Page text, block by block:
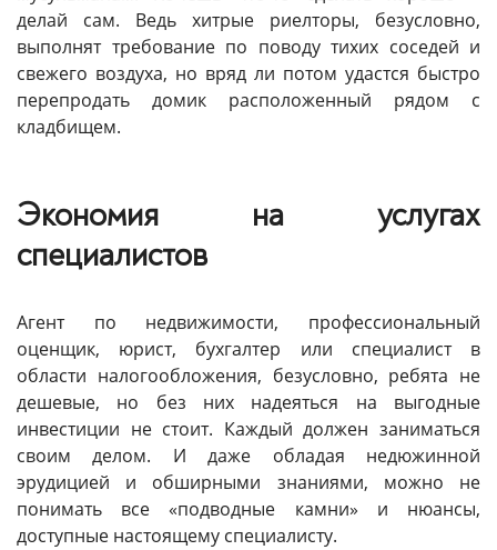
делай сам. Ведь хитрые риелторы, безусловно,
выполнят требование по поводу тихих соседей и
свежего воздуха, но вряд ли потом удастся быстро
перепродать домик расположенный рядом с
кладбищем.
Экономия на услугах
специалистов
Агент по недвижимости, профессиональный
оценщик, юрист, бухгалтер или специалист в
области налогообложения, безусловно, ребята не
дешевые, но без них надеяться на выгодные
инвестиции не стоит. Каждый должен заниматься
своим делом. И даже обладая недюжинной
эрудицией и обширными знаниями, можно не
понимать все «подводные камни» и нюансы,
доступные настоящему специалисту.